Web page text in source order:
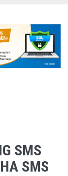
SMS
SMS